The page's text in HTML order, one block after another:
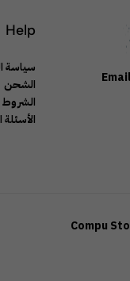
Help
سياسة
الشحن
الشروط
الأسئلة
Compu